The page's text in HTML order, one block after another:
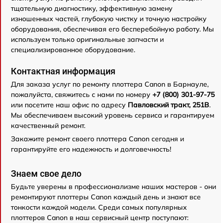
тщательную диагностику, эффективную замену
изношенных частей, глубокую чистку и точную настройку
оборудования, обеспечивая его бесперебойную работу. Мы
используем только оригинальные запчасти и
специализированное оборудование.
Контактная информация
Для заказа услуг по ремонту плоттера Canon в Барнауле,
пожалуйста, свяжитесь с нами по номеру +7 (800) 301-97-75
или посетите наш офис по адресу Павловский тракт, 251В.
Мы обеспечиваем высокий уровень сервиса и гарантируем
качественный ремонт.
Закажите ремонт своего плоттера Canon сегодня и
гарантируйте его надежность и долговечность!
Знаем свое дело
Будьте уверены в профессионализме наших мастеров - они
ремонтируют плоттеры Canon каждый день и знают все
тонкости каждой модели. Среди самых популярных
плоттеров Canon в наш сервисный центр поступают: